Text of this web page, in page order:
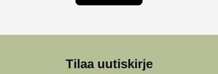
Tilaa uutiskirje